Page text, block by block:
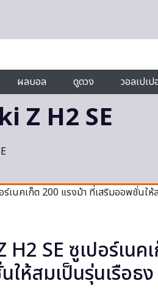
ผลบอล ดูดวง วอลเปเ
Z H2 SE
SE ซูเปอร์เนค
ให้สมเป็นรุ่นเรือธง